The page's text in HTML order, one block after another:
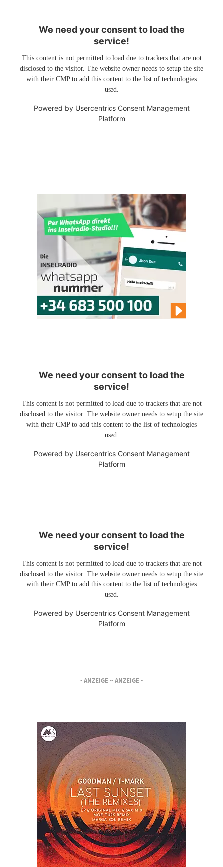
We need your consent to load the
service!
This content is not permitted to load due to trackers that are not
disclosed to the visitor. The website owner needs to setup the site
with their CMP to add this content to the list of technologies
used.
Powered by Usercentrics Consent Management
Platform
We need your consent to load the
service!
This content is not permitted to load due to trackers that are not
disclosed to the visitor. The website owner needs to setup the site
with their CMP to add this content to the list of technologies
used.
Powered by Usercentrics Consent Management
Platform
We need your consent to load the
service!
This content is not permitted to load due to trackers that are not
disclosed to the visitor. The website owner needs to setup the site
with their CMP to add this content to the list of technologies
used.
Powered by Usercentrics Consent Management
Platform
- ANZEIGE -- ANZEIGE -